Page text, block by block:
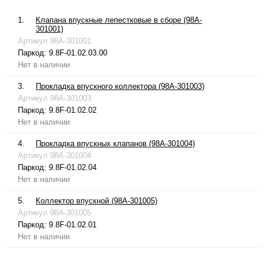
1.
Клапана впускные лепестковые в сборе (98A-
301001)
Артикул 98A-301001
Паркод: 9.8F-01.02.03.00
Нет в наличии
3.
Прокладка впускного коллектора (98A-301003)
Артикул 98A-301003
Паркод: 9.8F-01.02.02
Нет в наличии
4.
Прокладка впускных клапанов (98A-301004)
Артикул 98A-301004
Паркод: 9.8F-01.02.04
Нет в наличии
5.
Коллектор впускной (98A-301005)
Артикул 98A-301005
Паркод: 9.8F-01.02.01
Нет в наличии